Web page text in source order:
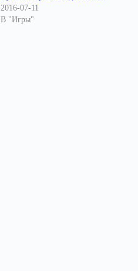
2016-07-11
В "Игры"